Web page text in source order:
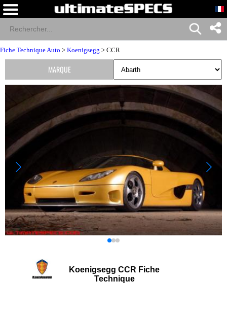
Fiche Technique Auto > Koenigsegg > CCR
Koenigsegg CCR Fiche
Technique
MARQUE